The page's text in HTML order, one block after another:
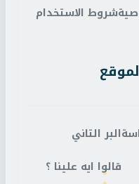
شروط الاستخدام
البر التاني
قالوا ايه علينا ؟